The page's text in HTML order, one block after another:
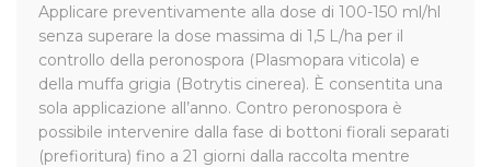
Applicare preventivamente alla dose di 100-150 ml/hl
senza superare la dose massima di 1,5 L/ha per il
controllo della peronospora (Plasmopara viticola) e
della muffa grigia (Botrytis cinerea). È consentita una
sola applicazione all’anno. Contro peronospora è
possibile intervenire dalla fase di bottoni fiorali separati
(prefioritura) fino a 21 giorni dalla raccolta mentre